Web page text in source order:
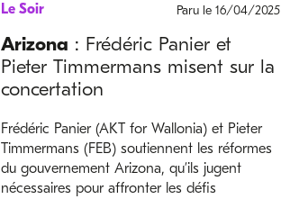
Le Soir Paru le 16/04/2025
Arizona : Frédéric Panier et
Pieter Timmermans misent sur la
concertation
Frédéric Panier (AKT for Wallonia) et Pieter
Timmermans (FEB) soutiennent les réformes
du gouvernement Arizona, qu’ils jugent
nécessaires pour affronter les défis